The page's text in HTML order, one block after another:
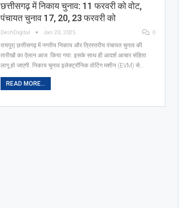
छत्तीसगढ़ में निकाय चुनाव: 11 फरवरी को वोट,
पंचायत चुनाव 17, 20, 23 फरवरी को
DeshDigital Jan 20, 2025 0
रायपुर| छत्तीसगढ़ में नगरीय निकाय और त्रिस्तरीय पंचायत चुनाव की
तारीखों का ऐलान आज किया गया. इसके साथ ही आदर्श आचार संहिता
लागू हो जाएगी. निकाय चुनाव इलेक्ट्रॉनिक वोटिंग मशीन (EVM) से…
READ MORE...